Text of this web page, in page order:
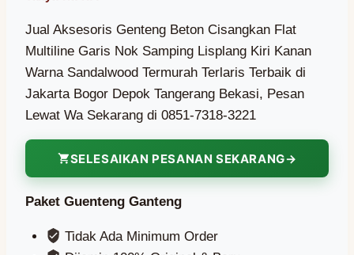
Jual Aksesoris Genteng Beton Cisangkan Flat
Multiline Garis Nok Samping Lisplang Kiri Kanan
Warna Sandalwood Termurah Terlaris Terbaik di
Jakarta Bogor Depok Tangerang Bekasi, Pesan
Lewat Wa Sekarang di 0851-7318-3221
SELESAIKAN PESANAN SEKARANG
Paket Guenteng Ganteng
Tidak Ada Minimum Order